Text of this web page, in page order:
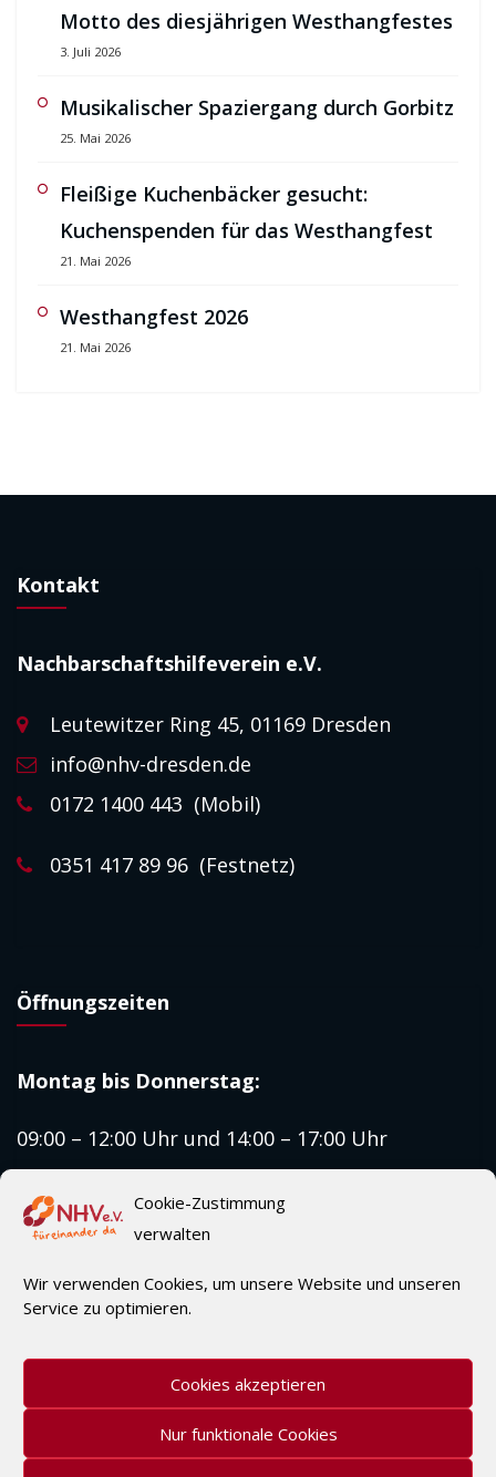
Cookie-Zustimmung
verwalten
Wir verwenden Cookies, um unsere Website und unseren
Service zu optimieren.
Cookies akzeptieren
Nur funktionale Cookies
Motto des diesjährigen Westhangfestes
3. Juli 2026
Musikalischer Spaziergang durch Gorbitz
25. Mai 2026
Fleißige Kuchenbäcker gesucht:
Kuchenspenden für das Westhangfest
21. Mai 2026
Westhangfest 2026
21. Mai 2026
Kontakt
Nachbarschaftshilfeverein e.V.
Leutewitzer Ring 45, 01169 Dresden
info@nhv-dresden.de
0172 1400 443 (Mobil)
0351 417 89 96 (Festnetz)
Öffnungszeiten
Montag bis Donnerstag:
09:00 – 12:00 Uhr und 14:00 – 17:00 Uhr
Freitag:
NHV e.V. 2000–2026
Impressum | Haftungsauschluss |